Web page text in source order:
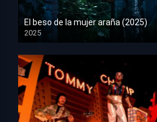
El beso de la mujer araña (2025)
2025
HD 1080p